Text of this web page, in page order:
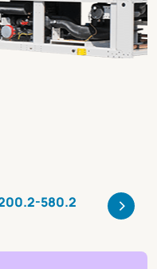
580.2 >